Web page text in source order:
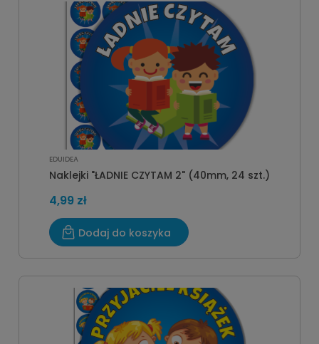
EDUIDEA
Naklejki "ŁADNIE CZYTAM 2" (40mm, 24 szt.)
4,99 zł
Dodaj do koszyka